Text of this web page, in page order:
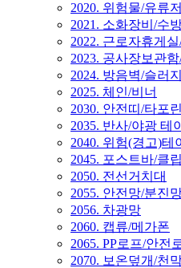
2020. 위험물/유류
2021. 소화장비/수
2022. 근로자휴게
2023. 공사장보관
2024. 방음벽/슬러
2025. 체인/비너
2030. 안전띠/타포
2035. 반사/야광 테
2040. 위험(경고)테
2045. 포스트바/클
2050. 전선거치대
2055. 안전망/분진
2056. 차광망
2060. 캡류/메가폰
2065. PP로프/안전
2070. 보온덮개/천